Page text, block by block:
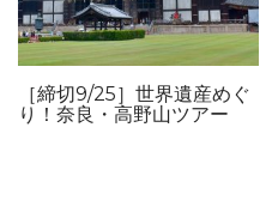
［締切9/25］世界遺産めぐ
り！奈良・高野山ツアー